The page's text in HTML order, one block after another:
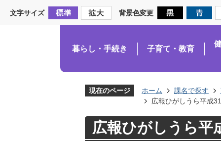
文字サイズ 背景色変更
暮らし・手続き 子育て・教育
現在のページ ホーム 課名で探す
広報ひがしうら平成
広報ひがしうら平